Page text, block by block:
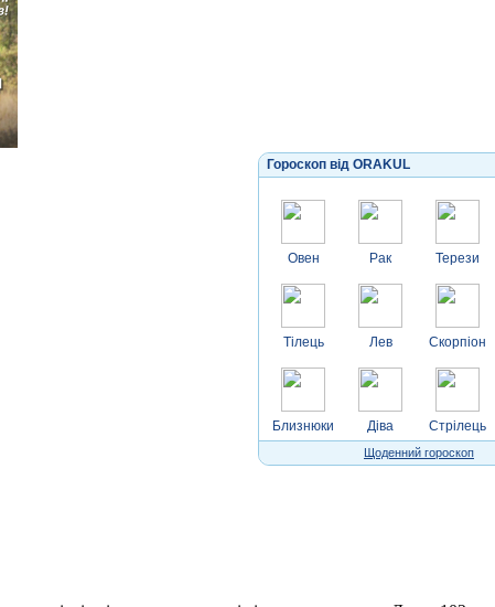
Гороскоп від ORAKUL
Овен
Тілець
Близнюки
Рак
Лев
Діва
Терези
Скорпіон
Стрілець
Щоденний гороскоп